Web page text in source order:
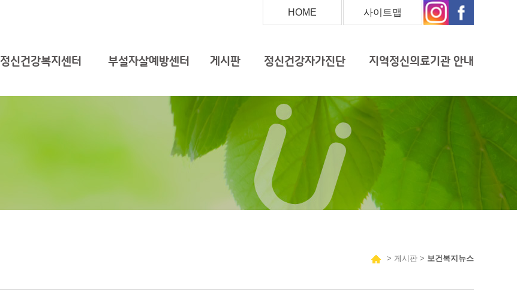
HOME 사이트맵
정신건강복지센터 부설자살예방센터 게시판 정신건강자가진단 지역정신의료기관 안내
> 게시판 > 보건복지뉴스